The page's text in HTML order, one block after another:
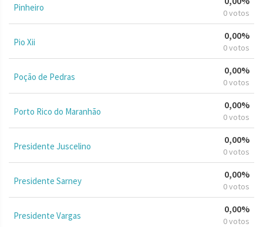
Pinheiro 0 votos
Pio Xii
0,00%
0 votos
Poção de Pedras
0,00%
0 votos
Porto Rico do Maranhão
0,00%
0 votos
Presidente Juscelino
0,00%
0 votos
Presidente Sarney
0,00%
0 votos
Presidente Vargas
0,00%
0 votos